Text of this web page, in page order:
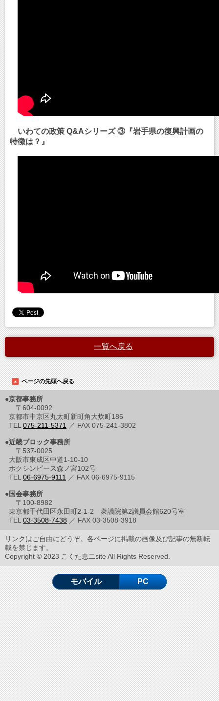
いわての政策 Q&Aシリーズ ③『岩手県の復興計画の
特徴は？』
一覧へ戻る
ページの先頭へ戻る
●京都事務所
〒604-0092
京都市中京区丸太町新町角大炊町186
TEL 075-211-5371 ／ FAX 075-241-3802
●近畿ブロック事務所
〒537-0025
大阪市東成区中道1-10-10
ホクシンピース森ノ宮102号
TEL 06-6975-9111 ／ FAX 06-6975-9115
●国会事務所
〒100-8982
東京都千代田区永田町2-1-2 衆議院第2議員会館620号室
TEL 03-3508-7438 ／ FAX 03-3508-3918
リンクはご自由にどうぞ。各ページに掲載の画像及び記事の無断転
載を禁じます。
Copyright © 2023 こくた恵二site All Rights Reserved.
モバイル PC